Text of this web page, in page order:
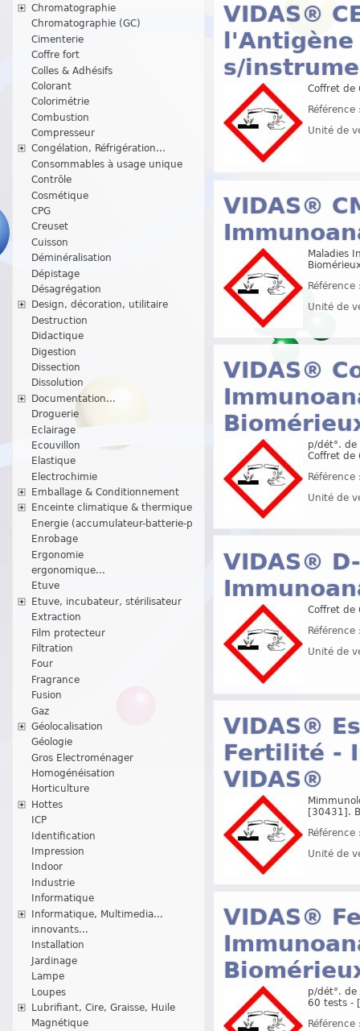
Chromatographie
Chromatographie (GC)
Cimenterie
Coffre fort
Colles & Adhésifs
Colorant
Colorimétrie
Combustion
Compresseur
Congélation, Réfrigération...
Consommables à usage unique
Contrôle
Cosmétique
CPG
Creuset
Cuisson
Déminéralisation
Dépistage
Désagrégation
Design, décoration, utilitaire
Destruction
Didactique
Digestion
Dissection
Dissolution
Documentation...
Droguerie
Eclairage
Ecouvillon
Elastique
Electrochimie
Emballage & Conditionnement
Enceinte climatique & thermique
Energie (accumulateur-batterie-p
Enrobage
Ergonomie
ergonomique...
Etuve
Etuve, incubateur, stérilisateur
Extraction
Film protecteur
Filtration
Four
Fragrance
Fusion
Gaz
Géolocalisation
Géologie
Gros Electroménager
Homogénéisation
Horticulture
Hottes
ICP
Identification
Impression
Indoor
Industrie
Informatique
Informatique, Multimedia...
innovants...
Installation
Jardinage
Lampe
Loupes
Lubrifiant, Cire, Graisse, Huile
Magnétique
VIDAS®
s/
Coffret
Unité de
VIDAS®
Maladies
Unité de
VIDAS®
p/dét°.
Coffret de
Unité de
VIDAS®
Coffret
Unité de
VIDAS®
Fertilité -
VIDAS®
[30431].
Unité de
VIDAS®
p/dét°.
60 tests -